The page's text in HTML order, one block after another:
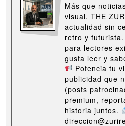
Más que
visual. THE
actualidad sin
retro y
para lectores
gusta leer y
Potencia tu
publicidad que
(posts
premium,
historia juntos.